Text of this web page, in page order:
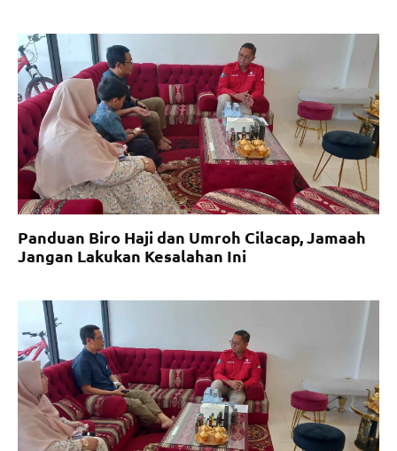
Panduan Biro Haji dan Umroh Cilacap, Jamaah
Jangan Lakukan Kesalahan Ini